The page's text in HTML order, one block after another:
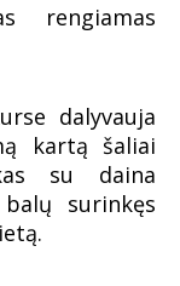
rengiamas
dalyvauja
kartą šaliai
su daina
surinkęs